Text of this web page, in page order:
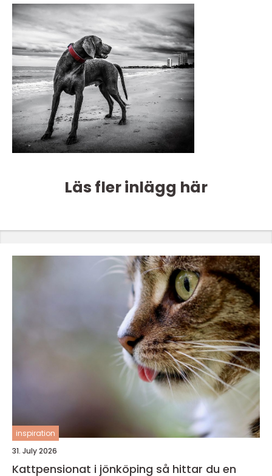
Läs fler inlägg här
inspiration
31. July 2026
Kattpensionat i jönköping så hittar du en